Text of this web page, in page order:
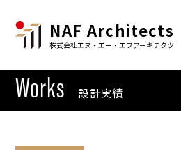
NAF Architects
株式会社エヌ・エー・エフアーキテクツ
Works 設計実績